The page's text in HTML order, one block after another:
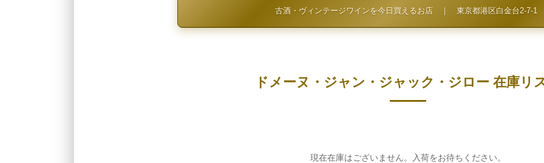
古酒・ヴィンテージワインを今日買えるお店｜ 東京都港区白金台2-7-1
ドメーヌ・ジャン・ジャック・ジロー 在庫リ
現在在庫はございません。入荷をお待ちください。